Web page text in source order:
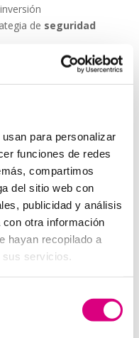
para personalizar
funciones de redes
compartimos
del sitio web con
publicidad y análisis
otra información
hayan recopilado a
sus servicios.
de seguridad
para
de
todos los
actualizados y
, con más de
de un equipo de
cada área de
y Seguridad,
e International
el
900 800 806o a